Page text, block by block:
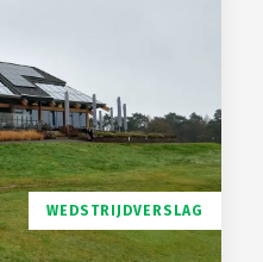
WEDSTRIJDVERSLAG